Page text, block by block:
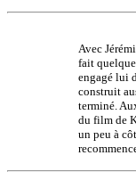
Avec
fait
engagé lui
construit
terminé.
du film de
un peu à